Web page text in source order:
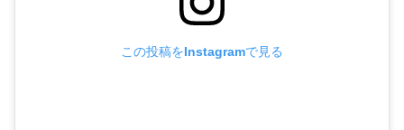
この投稿をInstagramで見る